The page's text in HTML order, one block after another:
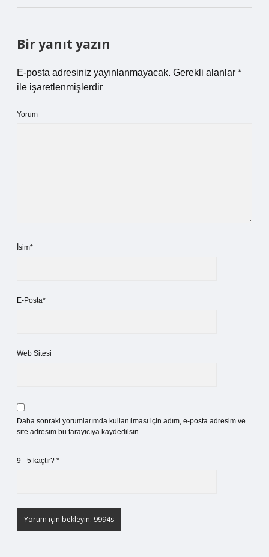
Bir yanıt yazın
E-posta adresiniz yayınlanmayacak. Gerekli alanlar *
ile işaretlenmişlerdir
Yorum
İsim*
E-Posta*
Web Sitesi
Daha sonraki yorumlarımda kullanılması için adım, e-posta adresim ve
site adresim bu tarayıcıya kaydedilsin.
9 - 5 kaçtır? *